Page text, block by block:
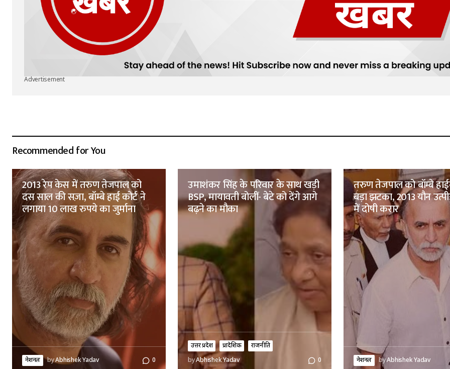
Advertisement
Recommended for You
2013 रेप केस में तरुण तेजपाल को
दस साल की सज़ा, बॉम्बे हाई कोर्ट ने
लगाया 10 लाख रुपये का जुर्माना
नेशनल byAbhishek Yadav 0
उमाशंकर सिंह के परिवार के साथ खड़ी
BSP, मायावती बोलीं- बेटे को देंगे आगे
बढ़ने का मौका
उत्तर प्रदेश प्रादेशिक
राजनीति
byAbhishek Yadav 0
तरुण तेजपाल को बॉम्बे
बड़ा झटका, 2013 यौन
में दोषी करार
नेशनल byAbhishek Yadav